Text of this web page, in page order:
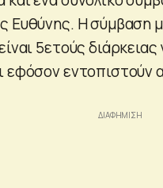
Ευθύνης. Η σύμβαση
5ετούς
εφόσον εντοπιστούν